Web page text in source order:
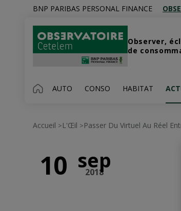
BNP PARIBAS PERSONAL FINANCE
Observer,
de
AUTO CONSO HABITAT
Accueil >L'Œil >Passer Du Virtuel Au Réel
10 sep
2018